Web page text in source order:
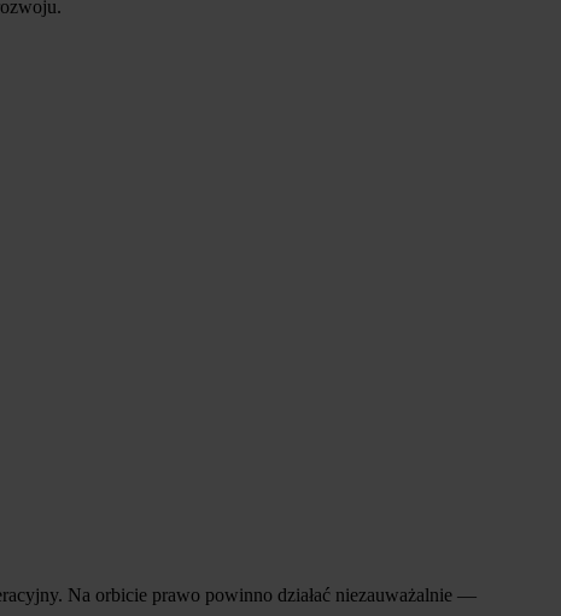
Na orbicie prawo powinno działać niezauważalnie —